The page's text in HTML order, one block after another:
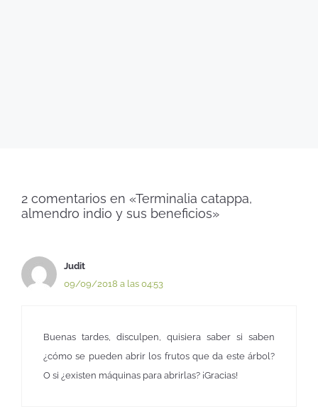
2 comentarios en «Terminalia catappa,
almendro indio y sus beneficios»
Judit
09/09/2018 a las 04:53
Buenas tardes, disculpen, quisiera saber si saben
¿cómo se pueden abrir los frutos que da este árbol?
O si ¿existen máquinas para abrirlas? ¡Gracias!